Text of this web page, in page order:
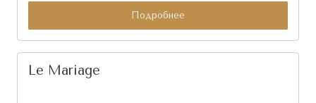
Подробнее
Le Mariage